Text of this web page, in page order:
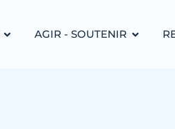
AGIR - SOUTENIR